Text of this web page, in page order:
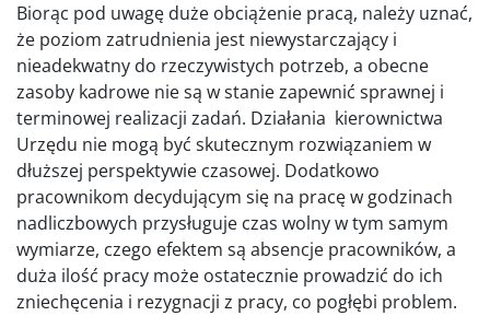
Biorąc pod uwagę duże obciążenie pracą, należy uznać,
że poziom zatrudnienia jest niewystarczający i
nieadekwatny do rzeczywistych potrzeb, a obecne
zasoby kadrowe nie są w stanie zapewnić sprawnej i
terminowej realizacji zadań. Działania kierownictwa
Urzędu nie mogą być skutecznym rozwiązaniem w
dłuższej perspektywie czasowej. Dodatkowo
pracownikom decydującym się na pracę w godzinach
nadliczbowych przysługuje czas wolny w tym samym
wymiarze, czego efektem są absencje pracowników, a
duża ilość pracy może ostatecznie prowadzić do ich
zniechęcenia i rezygnacji z pracy, co pogłębi problem.